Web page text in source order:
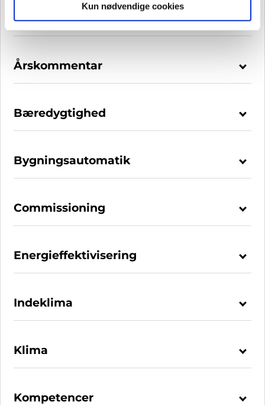
Kun nødvendige cookies
Antropologi
Årskommentar
Bæredygtighed
Bygningsautomatik
Commissioning
Energieffektivisering
Indeklima
Klima
Kompetencer